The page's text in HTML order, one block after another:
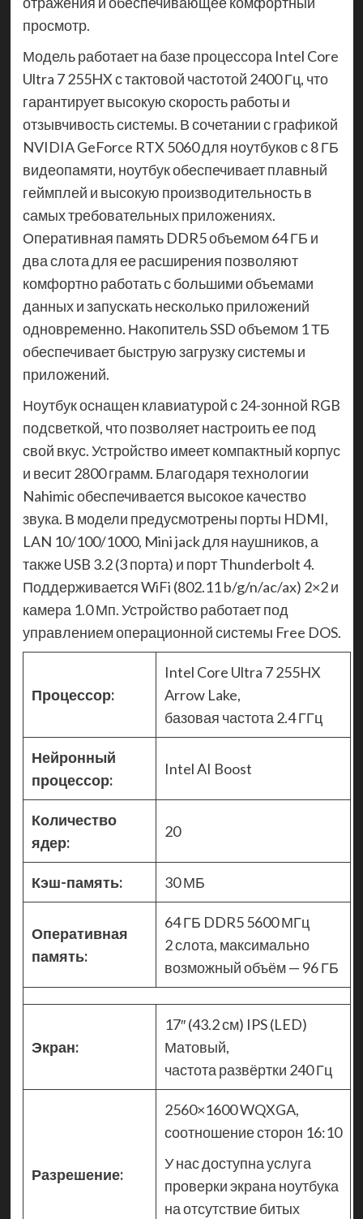
просмотр.
Модель работает на базе процессора Intel Core
Ultra 7 255HX с тактовой частотой 2400 Гц, что
гарантирует высокую скорость работы и
отзывчивость системы. В сочетании с графикой
NVIDIA GeForce RTX 5060 для ноутбуков с 8 ГБ
видеопамяти, ноутбук обеспечивает плавный
геймплей и высокую производительность в
самых требовательных приложениях.
Оперативная память DDR5 объемом 64 ГБ и
два слота для ее расширения позволяют
комфортно работать с большими объемами
данных и запускать несколько приложений
одновременно. Накопитель SSD объемом 1 ТБ
обеспечивает быструю загрузку системы и
приложений.
Ноутбук оснащен клавиатурой с 24-зонной RGB
подсветкой, что позволяет настроить ее под
свой вкус. Устройство имеет компактный корпус
и весит 2800 грамм. Благодаря технологии
Nahimic обеспечивается высокое качество
звука. В модели предусмотрены порты HDMI,
LAN 10/100/1000, Mini jack для наушников, а
также USB 3.2 (3 порта) и порт Thunderbolt 4.
Поддерживается WiFi (802.11 b/g/n/ac/ax) 2×2 и
камера 1.0 Мп. Устройство работает под
управлением операционной системы Free DOS.
Процессор:
Intel Core Ultra 7 255HX
Arrow Lake,
базовая частота 2.4 ГГц
Нейронный
процессор:
Intel AI Boost
Количество
ядер:
20
Кэш-память: 30 МБ
Оперативная
память:
64 ГБ DDR5 5600 МГц
2 слота, максимально
возможный объём — 96 ГБ
Экран:
17″ (43.2 см) IPS (LED)
Матовый,
частота развёртки 240 Гц
Разрешение:
2560×1600 WQXGA,
соотношение сторон 16:10
У нас доступна услуга
проверки экрана ноутбука
на отсутствие битых